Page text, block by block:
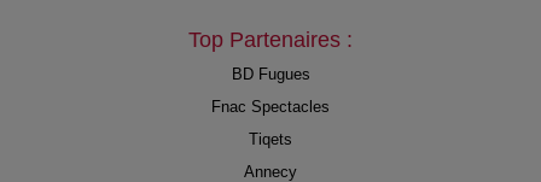
Top Partenaires :
BD Fugues
Fnac Spectacles
Tiqets
Annecy